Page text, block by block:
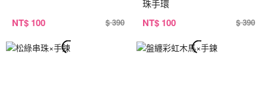
NT$ 100 $ 390
珠手環
NT$ 100 $ 390